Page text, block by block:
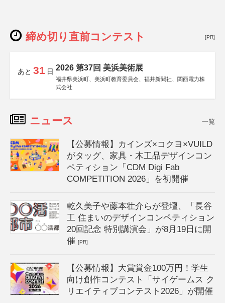
締め切り直前コンテスト [PR]
あと 31 日 2026 第37回 美浜美術展
福井県美浜町、美浜町教育委員会、福井新聞社、関西電力株
式会社
ニュース 一覧
【公募情報】カインズ×コクヨ×VUILD
がタッグ、家具・木工品デザインコン
ペティション「CDM Digi Fab
COMPETITION 2026」を初開催
乾久美子や藤本壮介らが登壇、「長谷
工 住まいのデザインコンペティション
20回記念 特別講演会」が8月19日に開
催[PR]
【公募情報】大賞賞金100万円！学生
向け創作コンテスト「サイゲームス ク
リエイティブコンテスト2026」が開催